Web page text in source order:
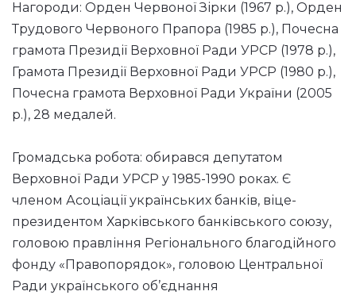
Нагороди: Орден Червоної Зірки (1967 р.), Орден
Трудового Червоного Прапора (1985 р.), Почесна
грамота Президії Верховної Ради УРСР (1978 р.),
Грамота Президії Верховної Ради УРСР (1980 р.),
Почесна грамота Верховної Ради України (2005
р.), 28 медалей.
Громадська робота: обирався депутатом
Верховної Ради УРСР у 1985-1990 роках. Є
членом Асоціації українських банків, віце-
президентом Харківського банківського союзу,
головою правління Регіонального благодійного
фонду «Правопорядок», головою Центральної
Ради українського об’єднання